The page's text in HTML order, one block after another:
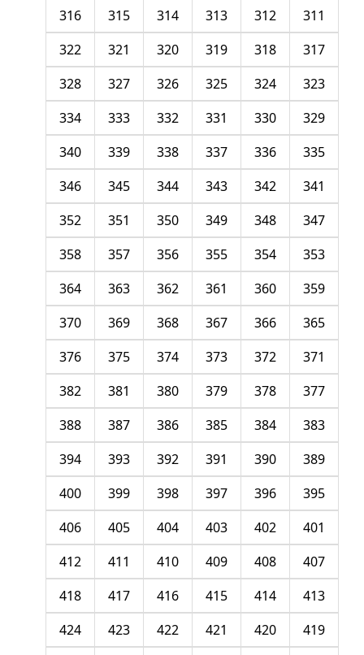
311
312
313
314
315
316
317
318
319
320
321
322
323
324
325
326
327
328
329
330
331
332
333
334
335
336
337
338
339
340
341
342
343
344
345
346
347
348
349
350
351
352
353
354
355
356
357
358
359
360
361
362
363
364
365
366
367
368
369
370
371
372
373
374
375
376
377
378
379
380
381
382
383
384
385
386
387
388
389
390
391
392
393
394
395
396
397
398
399
400
401
402
403
404
405
406
407
408
409
410
411
412
413
414
415
416
417
418
419
420
421
422
423
424